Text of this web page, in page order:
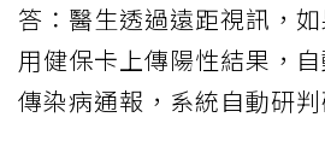
答：醫生透過遠距視訊，
用健保卡上傳陽性結果，
傳染病通報，系統自動研判